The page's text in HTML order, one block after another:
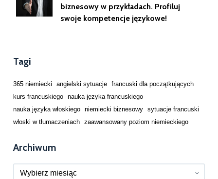
biznesowy w przykładach. Profiluj
swoje kompetencje językowe!
Tagi
365 niemiecki angielski sytuacje
francuski dla początkujących
kurs francuskiego
nauka języka francuskiego
nauka języka włoskiego
niemiecki biznesowy
sytuacje francuski
włoski w tłumaczeniach
zaawansowany poziom niemieckiego
Archiwum
Archiwa